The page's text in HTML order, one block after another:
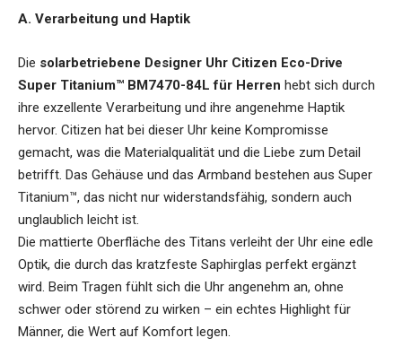
A. Verarbeitung und Haptik
Die solarbetriebene Designer Uhr Citizen Eco-Drive
Super Titanium™ BM7470-84L für Herren hebt sich durch
ihre exzellente Verarbeitung und ihre angenehme Haptik
hervor. Citizen hat bei dieser Uhr keine Kompromisse
gemacht, was die Materialqualität und die Liebe zum Detail
betrifft. Das Gehäuse und das Armband bestehen aus Super
Titanium™, das nicht nur widerstandsfähig, sondern auch
unglaublich leicht ist.
Die mattierte Oberfläche des Titans verleiht der Uhr eine edle
Optik, die durch das kratzfeste Saphirglas perfekt ergänzt
wird. Beim Tragen fühlt sich die Uhr angenehm an, ohne
schwer oder störend zu wirken – ein echtes Highlight für
Männer, die Wert auf Komfort legen.